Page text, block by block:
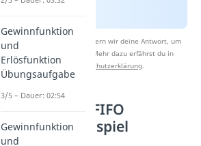
Nach Beantwortung speichern wir deine Antwort, um
Studyflix zu verbessern. Mehr dazu erfährst du in
unserer
Datenschutzerklärung.
Periodisches FIFO
Verfahren Beispiel
Gewinnfunktion
und
Erlösfunktion
Übungsaufgabe
3/5 – Dauer: 02:54
Gewinnfunktion
und